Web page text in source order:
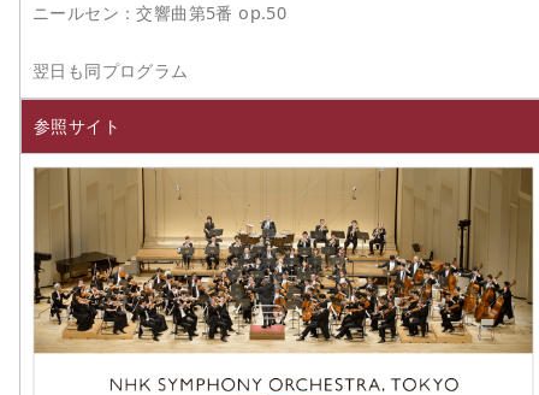
ニールセン：交響曲第5番 op.50
翌日も同プログラム
参照サイト